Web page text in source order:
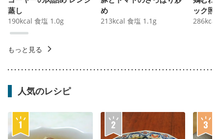
蒸し
190kcal 食塩 1.0g
め
213kcal 食塩 1.1 g
ック照
286kcal
もっと見る
人気のレシピ